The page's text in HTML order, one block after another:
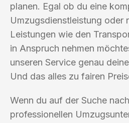
planen. Egal ob du eine
Umzugsdienstleistung oder
Leistungen wie den
in Anspruch nehmen
unseren Service genau
Und das alles zu fairen
Wenn du auf der Suche
professionellen